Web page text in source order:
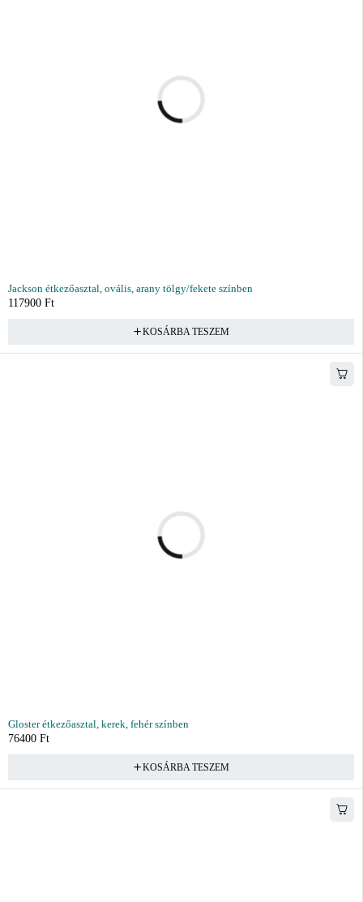
Jackson étkezőasztal, ovális, arany tölgy/fekete színben
117900 Ft
KOSÁRBA TESZEM
Gloster étkezőasztal, kerek, fehér színben
76400 Ft
KOSÁRBA TESZEM